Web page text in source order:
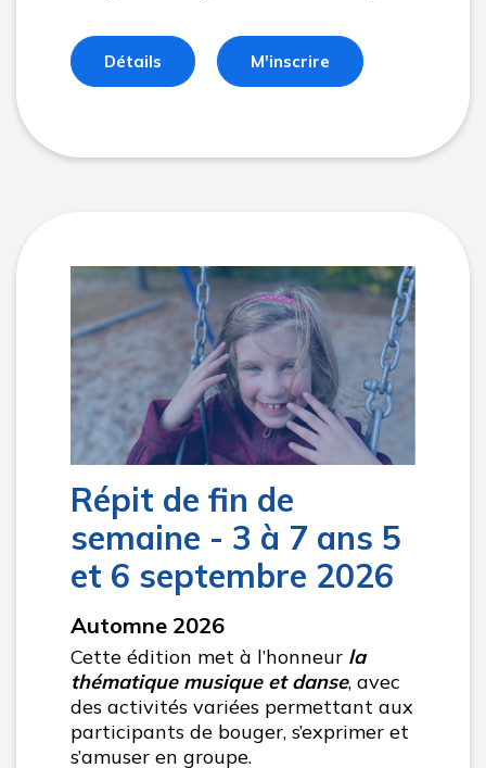
Détails M'inscrire
Répit de fin de
semaine - 3 à 7 ans 5
et 6 septembre 2026
Automne 2026
Cette édition met à l’honneur la
thématique musique et danse, avec
des activités variées permettant aux
participants de bouger, s’exprimer et
s’amuser en groupe.